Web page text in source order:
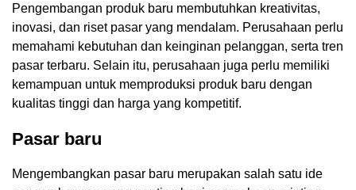
Pengembangan produk baru membutuhkan kreativitas,
inovasi, dan riset pasar yang mendalam. Perusahaan perlu
memahami kebutuhan dan keinginan pelanggan, serta tren
pasar terbaru. Selain itu, perusahaan juga perlu memiliki
kemampuan untuk memproduksi produk baru dengan
kualitas tinggi dan harga yang kompetitif.
Pasar baru
Mengembangkan pasar baru merupakan salah satu ide